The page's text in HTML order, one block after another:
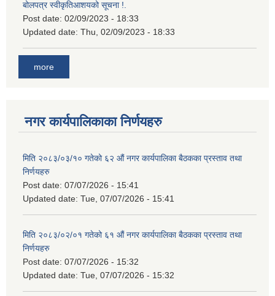
बोलपत्र स्वीकृतिआशयको सूचना !.
Post date: 02/09/2023 - 18:33
Updated date: Thu, 02/09/2023 - 18:33
more
नगर कार्यपालिकाका निर्णयहरु
मिति २०८३/०३/१० गतेको ६२ औं नगर कार्यपालिका बैठकका प्रस्ताव तथा
निर्णयहरु
Post date: 07/07/2026 - 15:41
Updated date: Tue, 07/07/2026 - 15:41
मिति २०८३/०२/०१ गतेको ६१ औं नगर कार्यपालिका बैठकका प्रस्ताव तथा
निर्णयहरु
Post date: 07/07/2026 - 15:32
Updated date: Tue, 07/07/2026 - 15:32